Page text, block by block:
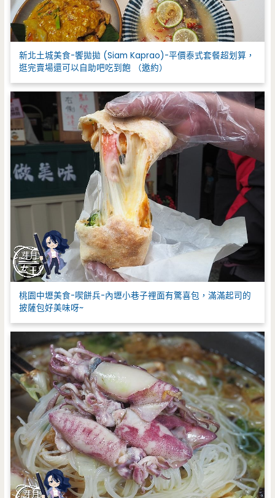
新北土城美食-饗拋拋 (Siam Kaprao)-平價泰式套餐超划算，
逛完賣場還可以自助吧吃到飽 （邀約）
桃園中壢美食-喫餅兵-內壢小巷子裡面有驚喜包，滿滿起司的
披薩包好美味呀~